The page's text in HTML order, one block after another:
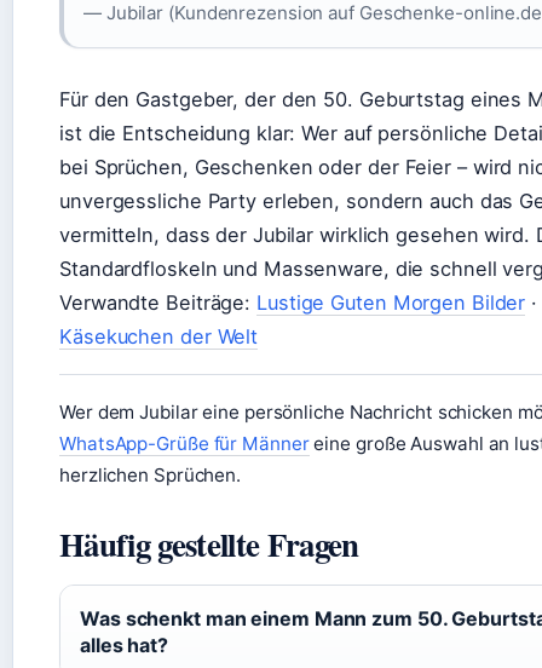
— Jubilar (Kundenrezension auf Geschenke-
Für den Gastgeber, der den 50. Geburtstag eines
ist die Entscheidung klar: Wer auf persönliche
bei Sprüchen, Geschenken oder der Feier – wird
unvergessliche Party erleben, sondern auch das
vermitteln, dass der Jubilar wirklich gesehen wird.
Standardfloskeln und Massenware, die schnell
Verwandte Beiträge: Lustige Guten Morgen Bilder
Käsekuchen der Welt
Wer dem Jubilar eine persönliche Nachricht schicken
WhatsApp-Grüße für Männereine große Auswahl an
herzlichen Sprüchen.
Häufig gestellte Fragen
Was schenkt man einem Mann zum 50.
alles hat?